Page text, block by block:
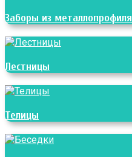
Заборы из металлопрофиля
Лестницы
Телицы